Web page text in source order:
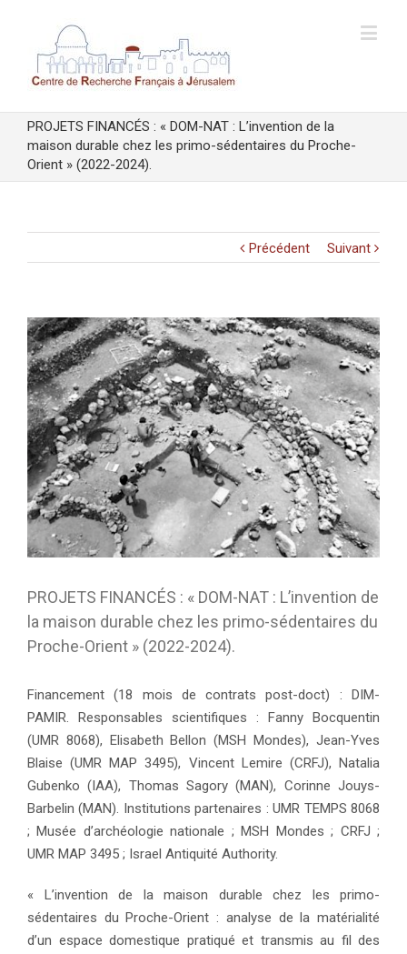
PROJETS FINANCÉS : « DOM-NAT : L’invention de la
maison durable chez les primo-sédentaires du Proche-
Orient » (2022-2024).
Précédent Suivant
Voir
l'image
agrandie
PROJETS FINANCÉS : « DOM-NAT : L’invention de
la maison durable chez les primo-sédentaires du
Proche-Orient » (2022-2024).
Financement (18 mois de contrats post-doct) : DIM-
PAMIR. Responsables scientifiques : Fanny Bocquentin
(UMR 8068), Elisabeth Bellon (MSH Mondes), Jean-Yves
Blaise (UMR MAP 3495), Vincent Lemire (CRFJ), Natalia
Gubenko (IAA), Thomas Sagory (MAN), Corinne Jouys-
Barbelin (MAN). Institutions partenaires : UMR TEMPS 8068
; Musée d’archéologie nationale ; MSH Mondes ; CRFJ ;
UMR MAP 3495 ; Israel Antiquité Authority.
« L’invention de la maison durable chez les primo-
sédentaires du Proche-Orient : analyse de la matérialité
d’un espace domestique pratiqué et transmis au fil des